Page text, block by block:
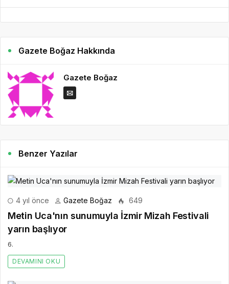
Gazete Boğaz Hakkında
Gazete Boğaz
Benzer Yazılar
4 yıl önce Gazete Boğaz 649
Metin Uca'nın sunumuyla İzmir Mizah Festivali
yarın başlıyor
6.
DEVAMINI OKU